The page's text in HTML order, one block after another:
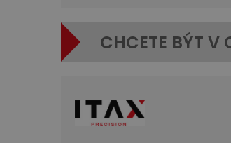
CHCETE BÝT V